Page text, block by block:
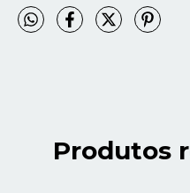
Produtos